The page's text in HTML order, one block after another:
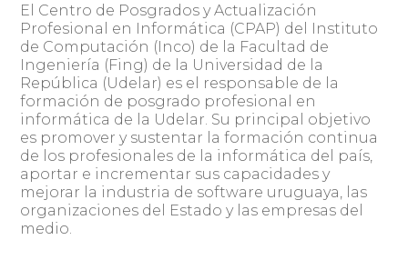
El Centro de Posgrados y Actualización
Profesional en Informática (CPAP) del Instituto
de Computación (Inco) de la Facultad de
Ingeniería (Fing) de la Universidad de la
República (Udelar) es el responsable de la
formación de posgrado profesional en
informática de la Udelar. Su principal objetivo
es promover y sustentar la formación continua
de los profesionales de la informática del país,
aportar e incrementar sus capacidades y
mejorar la industria de software uruguaya, las
organizaciones del Estado y las empresas del
medio.